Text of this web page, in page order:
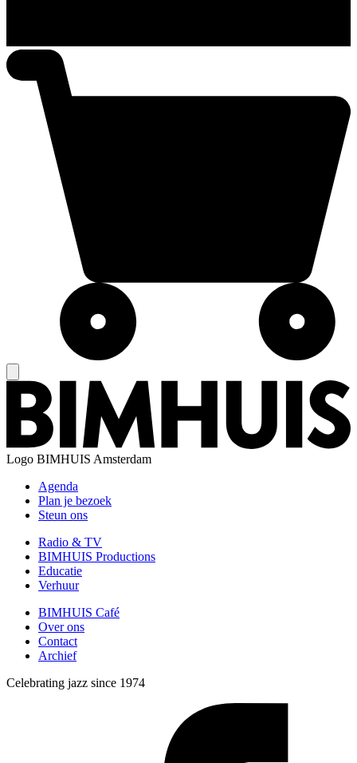
Logo BIMHUIS Amsterdam
Agenda
Plan je bezoek
Steun ons
Radio & TV
BIMHUIS Productions
Educatie
Verhuur
BIMHUIS Café
Over ons
Contact
Archief
Celebrating jazz since 1974